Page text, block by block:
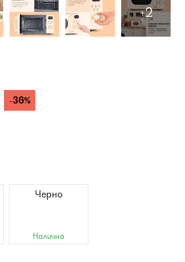
+2
-36%
Черно
Налично